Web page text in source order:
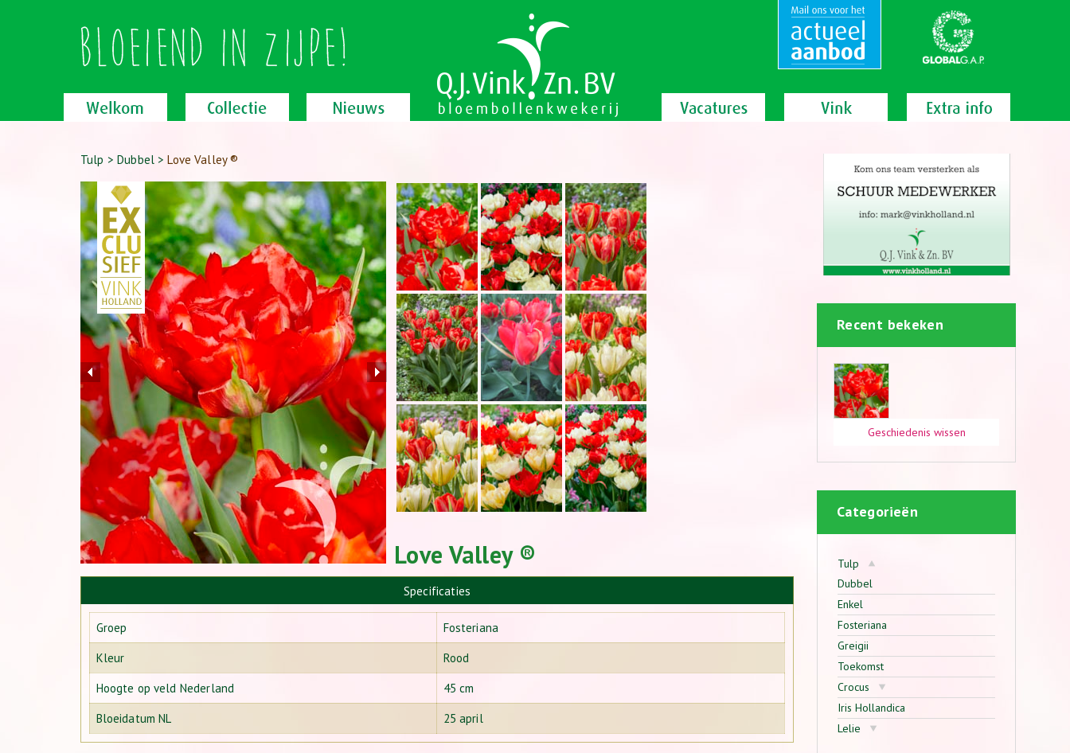
Tulp >Dubbel>Love Valley ®
Love Valley ®
Specificaties
Groep
Fosteriana
Kleur
Rood
Hoogte op veld Nederland
45 cm
Bloeidatum NL
25 april
Recent bekeken
Geschiedenis wissen
Categorieën
Tulp
Dubbel
Enkel
Fosteriana
Greigii
Toekomst
Crocus
Iris Hollandica
Lelie